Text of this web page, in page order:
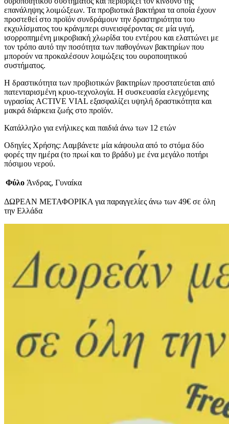
επανάληψης λοιμώξεων. Τα προβιοτικά βακτήρια τα οποία έχουν
προστεθεί στο προϊόν συνδράμουν την δραστηριότητα του
εκχυλίσματος του κράνμπερι συνεισφέροντας σε μία υγιή,
ισορροπημένη μικροβιακή χλωρίδα του εντέρου και ελαττώνει με
τον τρόπο αυτό την ποσότητα των παθογόνων βακτηρίων που
μπορούν να προκαλέσουν λοιμώξεις του ουροποιητικού
συστήματος.
Η δραστικότητα των προβιοτικών βακτηρίων προστατεύεται από
πατενταρισμένη κρυο-τεχνολογία. Η συσκευασία ελεγχόμενης
υγρασίας ACTIVE VIAL εξασφαλίζει υψηλή δραστικότητα και
μακρά διάρκεια ζωής στο προϊόν.
Κατάλληλο για ενήλικες και παιδιά άνω των 12 ετών
Οδηγίες Χρήσης: Λαμβάνετε μία κάψουλα από το στόμα δύο
φορές την ημέρα (το πρωί και το βράδυ) με ένα μεγάλο ποτήρι
πόσιμου νερού.
Φύλο Άνδρας, Γυναίκα
ΔΩΡΕΑΝ ΜΕΤΑΦΟΡΙΚΑ για παραγγελίες άνω των 49€ σε όλη
την Ελλάδα